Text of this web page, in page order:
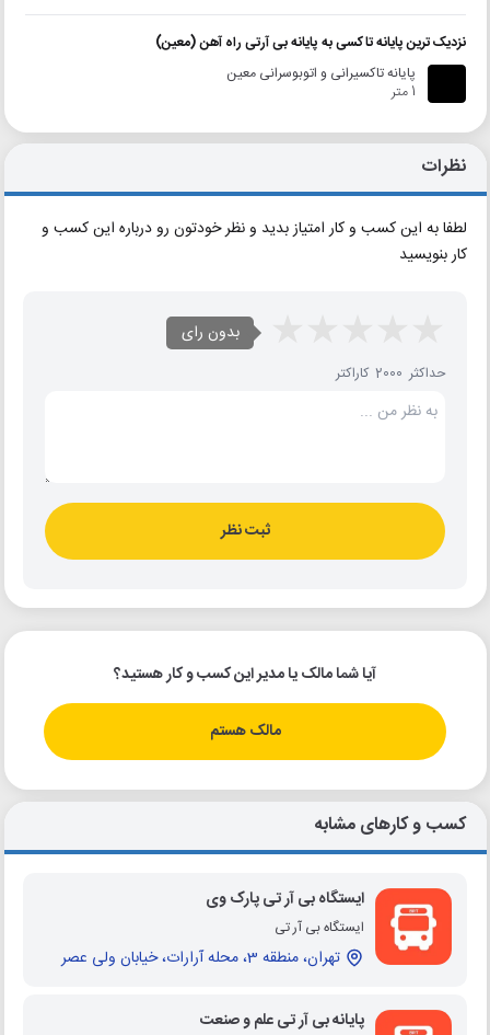
نزدیک ترین پایانه تاکسی به پایانه بی آرتی راه آهن (معین)
پایانه تاکسیرانی و اتوبوسرانی معین
1 متر
نظرات
لطفا به این کسب و کار امتیاز بدید و نظر خودتون رو درباره این کسب و
کار بنویسید
بدون رای
حداکثر 2000 کاراکتر
ثبت نظر
آیا شما مالک یا مدیر این کسب و کار هستید؟
مالک هستم
کسب و کارهای مشابه
ایستگاه بی آر تی پارک وی
ایستگاه بی آر تی
تهران، منطقه 3، محله آرارات، خیابان ولی عصر
پایانه بی آر تی علم و صنعت